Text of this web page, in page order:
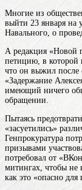
Многие из
выйти 23 января на
Навального, о
А редакция «Новой
петицию, в которой
что он выжил после
«Задержание
имеющий ничего
обращении.
Пытаясь
«засуетились»
Генпрокуратура
призывами
потребовал от
митингах, чтобы не
как это «опасно